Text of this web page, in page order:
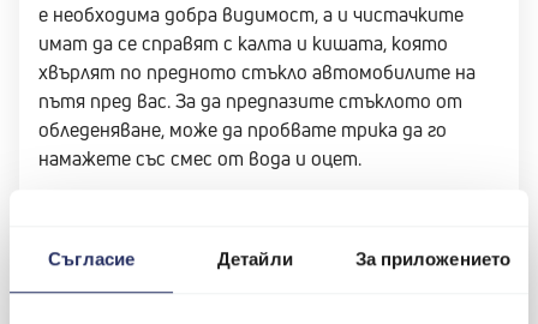
Съгласие Детайли За приложението
е необходима добра видимост, а и чистачките
имат да се справят с калта и кишата, която
хвърлят по предното стъкло автомобилите на
пътя пред вас. За да предпазите стъклото от
обледеняване, може да пробвате трика да го
намажете със смес от вода и оцет.
Студеното време може да доведе до замръзване и